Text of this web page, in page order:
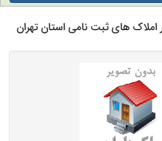
های ثبت نامی استان تهران